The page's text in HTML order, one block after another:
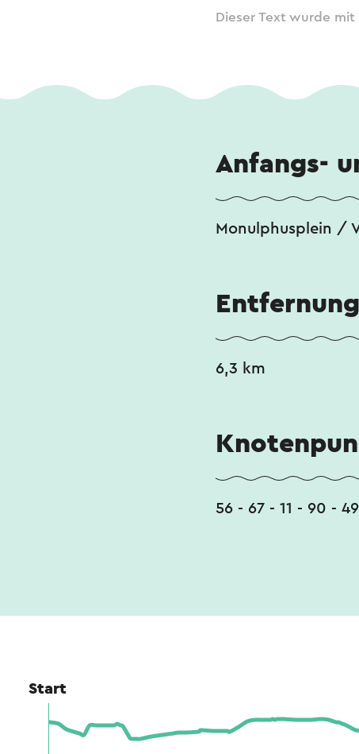
Dieser Text wurde
Anfangs-
Monulphusplein /
Entfernung
6,3 km
56 - 67 - 11 - 90 -
Start